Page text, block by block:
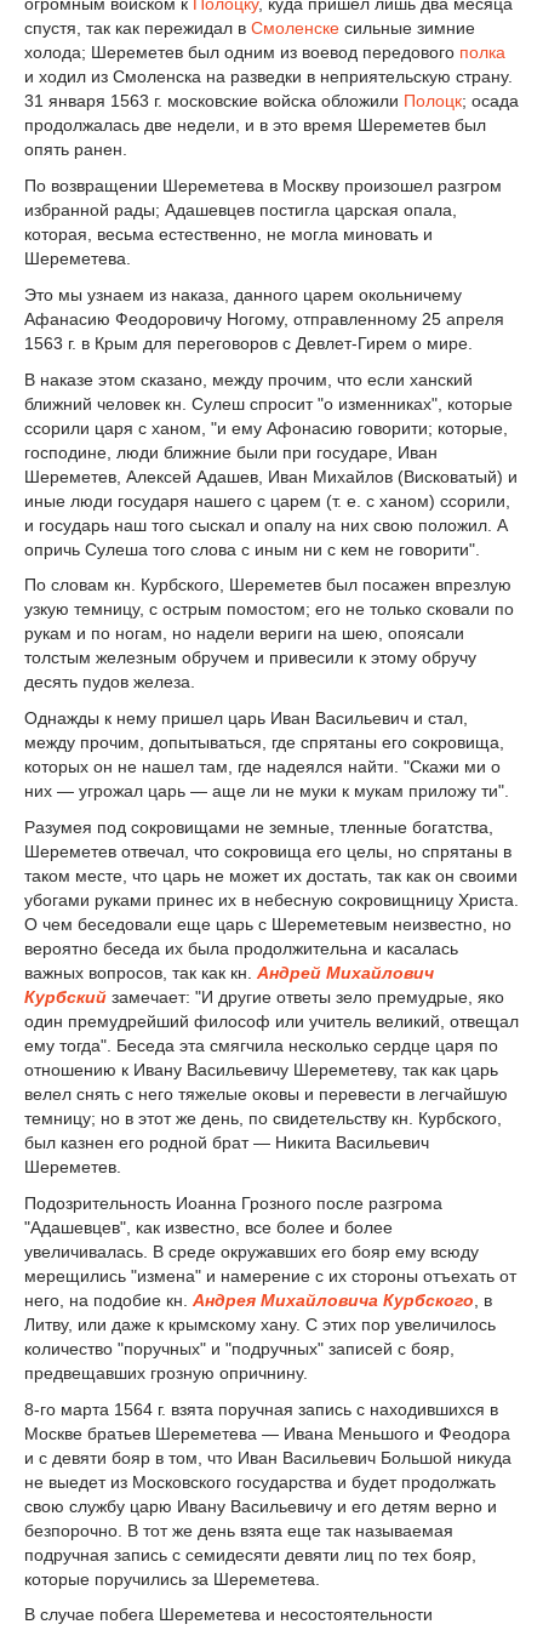
огромным войском к Полоцку, куда пришел лишь два месяца
спустя, так как пережидал в Смоленске сильные зимние
холода; Шереметев был одним из воевод передового полка
и ходил из Смоленска на разведки в неприятельскую страну.
31 января 1563 г. московские войска обложили Полоцк; осада
продолжалась две недели, и в это время Шереметев был
опять ранен.
По возвращении Шереметева в Москву произошел разгром
избранной рады; Адашевцев постигла царская опала,
которая, весьма естественно, не могла миновать и
Шереметева.
Это мы узнаем из наказа, данного царем окольничему
Афанасию Феодоровичу Ногому, отправленному 25 апреля
1563 г. в Крым для переговоров с Девлет-Гирем о мире.
В наказе этом сказано, между прочим, что если ханский
ближний человек кн. Сулеш спросит "о изменниках", которые
ссорили царя с ханом, "и ему Афонасию говорити; которые,
господине, люди ближние были при государе, Иван
Шереметев, Алексей Адашев, Иван Михайлов (Висковатый) и
иные люди государя нашего с царем (т. е. с ханом) ссорили,
и государь наш того сыскал и опалу на них свою положил. А
опричь Сулеша того слова с иным ни с кем не говорити".
По словам кн. Курбского, Шереметев был посажен впрезлую
узкую темницу, с острым помостом; его не только сковали по
рукам и по ногам, но надели вериги на шею, опоясали
толстым железным обручем и привесили к этому обручу
десять пудов железа.
Однажды к нему пришел царь Иван Васильевич и стал,
между прочим, допытываться, где спрятаны его сокровища,
которых он не нашел там, где надеялся найти. "Скажи ми о
них — угрожал царь — аще ли не муки к мукам приложу ти".
Разумея под сокровищами не земные, тленные богатства,
Шереметев отвечал, что сокровища его целы, но спрятаны в
таком месте, что царь не может их достать, так как он своими
убогами руками принес их в небесную сокровищницу Христа.
О чем беседовали еще царь с Шереметевым неизвестно, но
вероятно беседа их была продолжительна и касалась
важных вопросов, так как кн. Андрей Михайлович
Курбский замечает: "И другие ответы зело премудрые, яко
один премудрейший философ или учитель великий, отвещал
ему тогда". Беседа эта смягчила несколько сердце царя по
отношению к Ивану Васильевичу Шереметеву, так как царь
велел снять с него тяжелые оковы и перевести в легчайшую
темницу; но в этот же день, по свидетельству кн. Курбского,
был казнен его родной брат — Никита Васильевич
Шереметев.
Подозрительность Иоанна Грозного после разгрома
"Адашевцев", как известно, все более и более
увеличивалась. В среде окружавших его бояр ему всюду
мерещились "измена" и намерение с их стороны отъехать от
него, на подобие кн. Андрея Михайловича Курбского , в
Литву, или даже к крымскому хану. С этих пор увеличилось
количество "поручных" и "подручных" записей с бояр,
предвещавших грозную опричнину.
8-го марта 1564 г. взята поручная запись с находившихся в
Москве братьев Шереметева — Ивана Меньшого и Феодора
и с девяти бояр в том, что Иван Васильевич Большой никуда
не выедет из Московского государства и будет продолжать
свою службу царю Ивану Васильевичу и его детям верно и
безпорочно. В тот же день взята еще так называемая
подручная запись с семидесяти девяти лиц по тех бояр,
которые поручились за Шереметева.
В случае побега Шереметева и несостоятельности